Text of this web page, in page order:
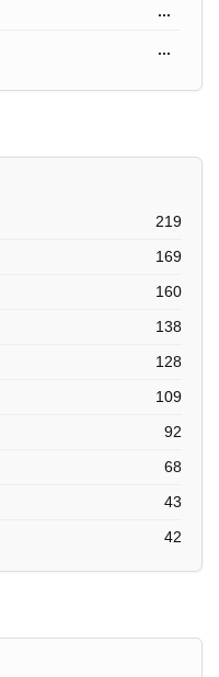
...
...
219
169
160
138
128
109
92
68
43
42